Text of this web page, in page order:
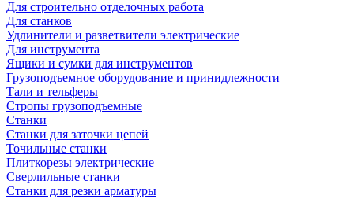
Для строительно отделочных работа
Для станков
Удлинители и разветвители электрические
Для инструмента
Ящики и сумки для инструментов
Грузоподъемное оборудование и принидлежности
Тали и тельферы
Стропы грузоподъемные
Станки
Станки для заточки цепей
Точильные станки
Плиткорезы электрические
Сверлильные станки
Станки для резки арматуры